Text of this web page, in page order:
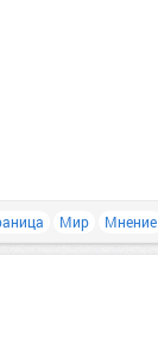
Мир Мнение